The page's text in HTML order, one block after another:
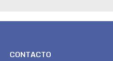
CONTACTO